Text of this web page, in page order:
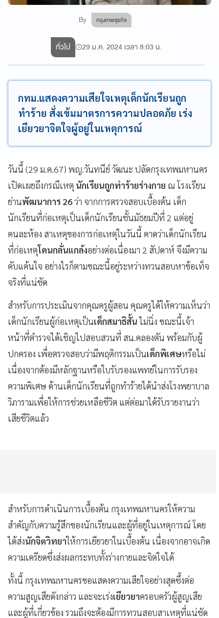
By กรุงเทพธุรกิจ
ทั่วไป 29 ม.ค. 2024 เวลา 8:03 น.
กทม.แสดงความเสียใจเหตุเด็กนักเรียนถูก
ทำร้าย สั่งเข้มมาตรการความปลอดภัย เร่ง
เยียวยาจิตใจผู้อยู่ในเหตุการณ์
วันนี้ (29 ม.ค.67) พญ.วันทนีย์ วัฒนะ ปลัดกรุงเทพมหานคร
เปิดเผยถึงกรณีเหตุ นักเรียนถูกทำร้ายร่างกาย ณ โรงเรียน
ย่านพัฒนาการ 26ว่า จากการตรวจสอบเบื้องต้น เด็ก
นักเรียนที่ก่อเหตุเป็นเด็กนักเรียนชั้นมัธยมปีที่ 2 แต่อยู่
คนละห้อง สาเหตุของการก่อเหตุในวันนี้ คาดว่าเด็กนักเรียน
ที่ก่อเหตุโดนกลั่นแกล้งอย่างต่อเนื่องมา 2 สัปดาห์ จึงมีความ
คับแค้นใจ อย่างไรก็ตามขณะนี้อยู่ระหว่างทวนสอบหาข้อเท็จ
จริงที่แน่ชัด
สำหรับการประเมินจากคุณครูผู้สอน คุณครูได้ให้ความเห็นว่า
เด็กนักเรียนผู้ก่อเหตุเป็นเด็กสมาธิสั้นไม่นิ่ง ขณะนี้เจ้า
หน้าที่ตำรวจได้เชิญไปสอบสวนที่ สน.คลองตัน พร้อมกับผู้
ปกครอง เพื่อตรวจสอบว่ามีพฤติกรรมเป็นเด็กพิเศษหรือไม่
เนื่องจากต้องมีหลักฐานหรือใบรับรองแพทย์ในการรับรอง
ความพิเศษ ด้านเด็กนักเรียนที่ถูกทำร้ายได้นำส่งโรงพยาบาล
วิภารามเพื่อให้การช่วยเหลือชีวิต แต่ต่อมาได้รับรายงานว่า
เสียชีวิตแล้ว
สำหรับการดำเนินการเบื้องต้น กรุงเทพมหานครให้ความ
สำคัญกับความรู้สึกของนักเรียนและผู้ที่อยู่ในเหตุการณ์ โดย
ได้ส่งนักจิตวิทยาให้การเยียวยาในเบื้องต้น เนื่องจากอาจเกิด
ความเครียดซึ่งส่งผลกระทบทั้งร่างกายและจิตใจได้
ทั้งนี้ กรุงเทพมหานครขอแสดงความเสียใจอย่างสุดซึ้งต่อ
ความสูญเสียดังกล่าว และจะเร่งเยียวยาครอบครัวผู้สูญเสีย
และผู้ที่เกี่ยวข้อง รวมถึงจะต้องมีการทวนสอบสาเหตุที่แน่ชัด